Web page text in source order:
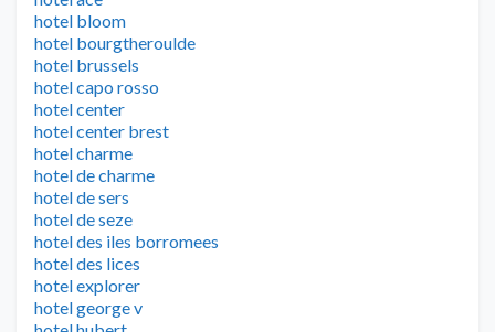
hotel bloom
hotel bourgtheroulde
hotel brussels
hotel capo rosso
hotel center
hotel center brest
hotel charme
hotel de charme
hotel de sers
hotel de seze
hotel des iles borromees
hotel des lices
hotel explorer
hotel george v